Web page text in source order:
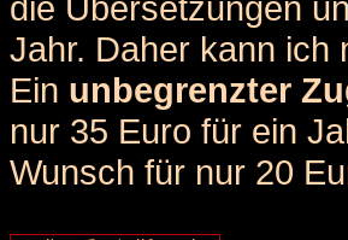
Jahr. Daher kann ich
Ein unbegrenzter
nur 35 Euro für ein
Wunsch für nur 20